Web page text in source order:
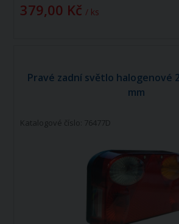
379,00 Kč / ks
Pravé zadní světlo halogenové
mm
Katalogové číslo: 76477D